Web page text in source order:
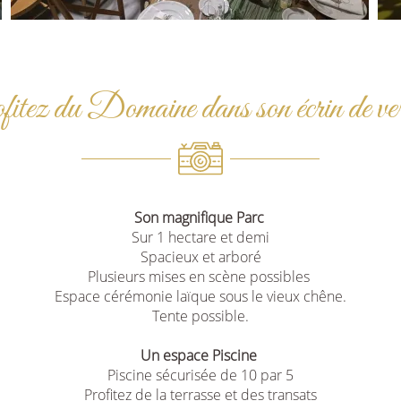
du Domaine dans son écrin de
Son magnifique Parc
Sur 1 hectare et demi
Spacieux et arboré
Plusieurs mises en scène possibles
Espace cérémonie laïque sous le vieux chêne.
Tente possible.
Un espace Piscine
Piscine sécurisée de 10 par 5
Profitez de la terrasse et des transats